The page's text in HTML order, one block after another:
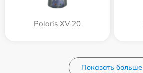
Polaris XV 20
Показать больше